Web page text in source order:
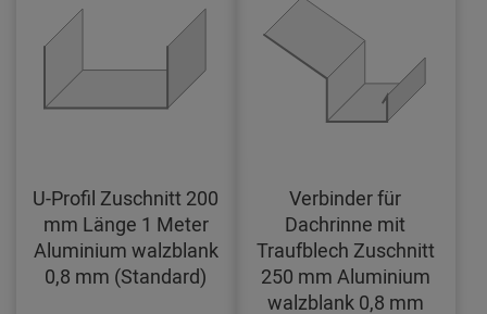
U-Profil Zuschnitt 200
mm Länge 1 Meter
Aluminium walzblank
0,8 mm (Standard)
Verbinder für
Dachrinne mit
Traufblech Zuschnitt
250 mm Aluminium
walzblank 0,8 mm